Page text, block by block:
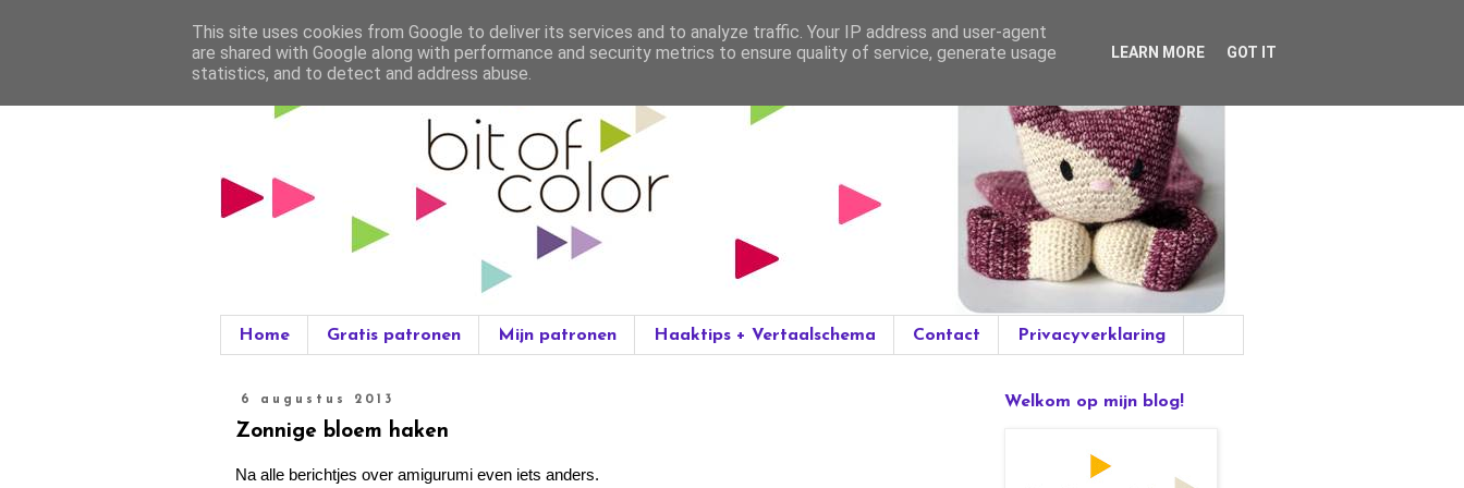
Home Gratis patronen Mijn patronen Haaktips + Vertaalschema Contact Privacyverklaring
6 augustus 2013
Zonnige bloem haken
Na alle berichtjes over amigurumi even iets anders.
Welkom op mijn blog!
This site uses cookies from Google to deliver its services and to analyze traffic. Your IP address and user-agent
are shared with Google along with performance and security metrics to ensure quality of service, generate usage
statistics, and to detect and address abuse.
LEARN MORE GOT IT